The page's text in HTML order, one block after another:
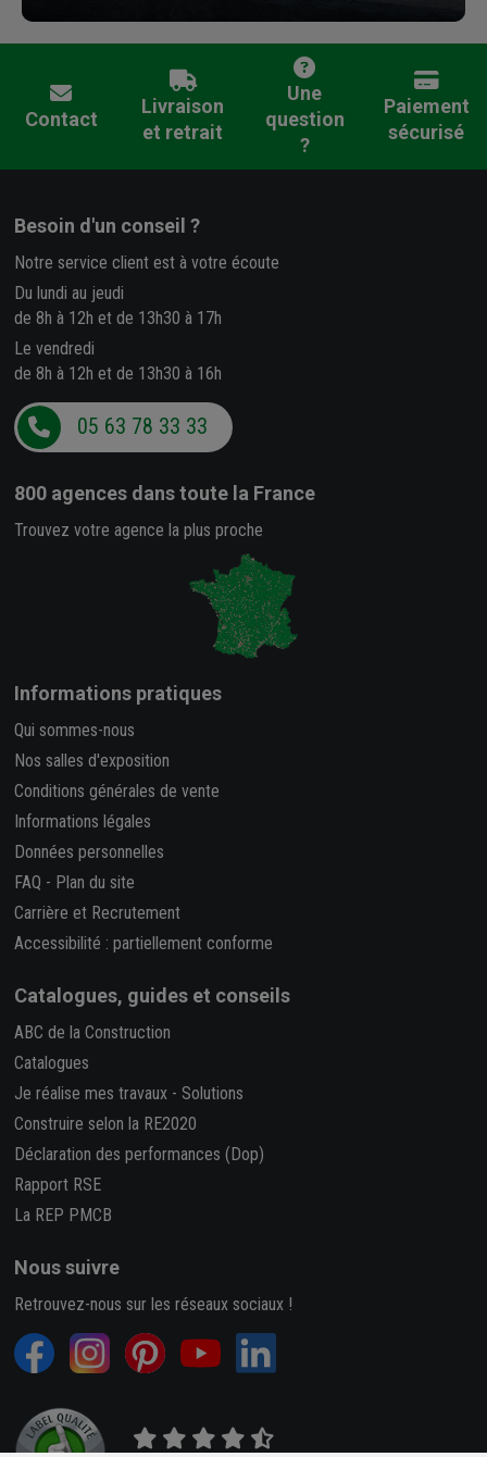
Contact
Livraison
et retrait
Une
question
?
Paiement
sécurisé
Besoin d'un conseil ?
Notre service client est à votre écoute
Du lundi au jeudi
de 8h à 12h et de 13h30 à 17h
Le vendredi
de 8h à 12h et de 13h30 à 16h
05 63 78 33 33
800 agences dans toute la France
Trouvez votre agence la plus proche
Informations pratiques
Qui sommes-nous
Nos salles d'exposition
Conditions générales de vente
Informations légales
Données personnelles
FAQ - Plan du site
Carrière et Recrutement
Accessibilité : partiellement conforme
Catalogues, guides et conseils
ABC de la Construction
Catalogues
Je réalise mes travaux - Solutions
Construire selon la RE2020
Déclaration des performances (Dop)
Rapport RSE
La REP PMCB
Nous suivre
Retrouvez-nous sur les réseaux sociaux !